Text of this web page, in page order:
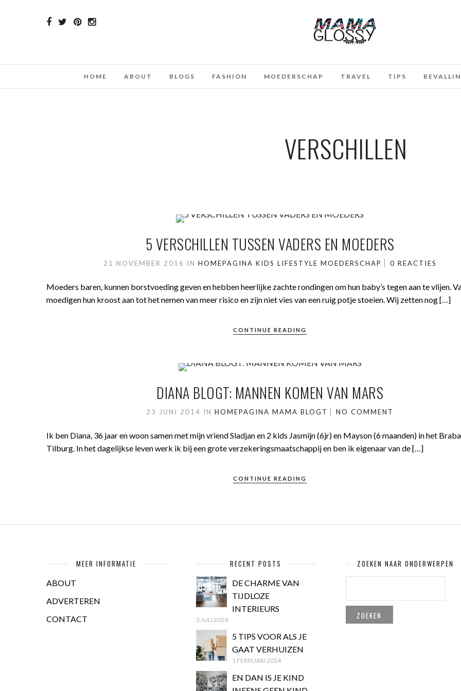
HOME ABOUT BLOGS FASHION MOEDERSCHAP TRAVEL TIPS
VERSCHILLEN
5 VERSCHILLEN TUSSEN VADERS EN MOEDERS
21 NOVEMBER 2016 IN HOMEPAGINA KIDS LIFESTYLE MOEDERSCHAP 0 REACTIES
Moeders baren, kunnen borstvoeding geven en hebben heerlijke zachte rondingen om hun baby’s tegen aan te vlijen.
moedigen hun kroost aan tot het nemen van meer risico en zijn niet vies van een ruig potje stoeien. Wij zetten nog […]
CONTINUE READING
DIANA BLOGT: MANNEN KOMEN VAN MARS
23 JUNI 2014 INHOMEPAGINA MAMA BLOGT NO COMMENT
Ik ben Diana, 36 jaar en woon samen met mijn vriend Sladjan en 2 kids Jasmijn (6jr) en Mayson (6 maanden) in het
Tilburg. In het dagelijkse leven werk ik bij een grote verzekeringsmaatschappij en ben ik eigenaar van de […]
CONTINUE READING
MEER INFORMATIE
ABOUT
ADVERTEREN
CONTACT
RECENT POSTS
DE CHARME VAN
TIJDLOZE
INTERIEURS
3 JULI 2024
5 TIPS VOOR ALS JE
GAAT VERHUIZEN
1 FEBRUARI 2024
EN DAN IS JE KIND
ZOEKEN NAAR ONDERWERPEN